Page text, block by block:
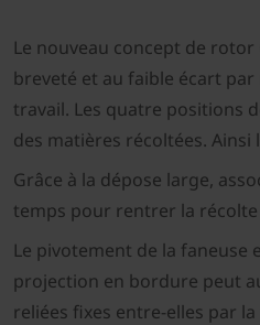
Le nouveau concept de
breveté et au faible écart
travail. Les quatre positions
des matières récoltées.
Grâce à la dépose large,
temps pour rentrer la récolte
Le pivotement de la
projection en bordure peut
reliées fixes entre-elles par